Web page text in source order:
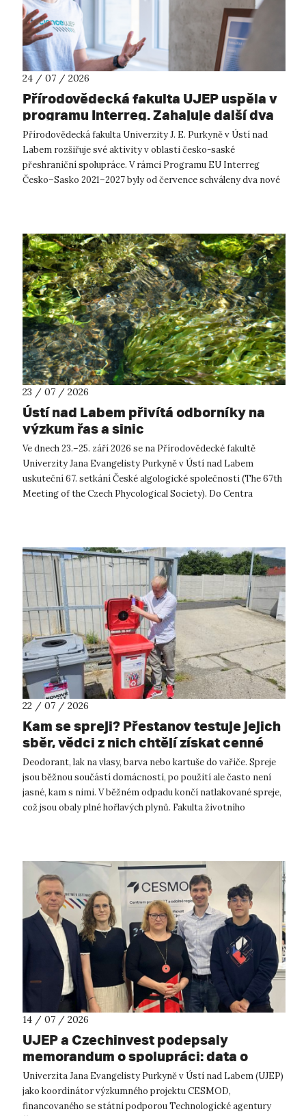
24 / 07 / 2026
Přírodovědecká fakulta UJEP uspěla v
programu Interreg. Zahajuje další dva
přeshraniční projekty se saskými
partnery
Přírodovědecká fakulta Univerzity J. E. Purkyně v Ústí nad
Labem rozšiřuje své aktivity v oblasti česko-saské
přeshraniční spolupráce. V rámci Programu EU Interreg
Česko–Sasko 2021–2027 byly od července schváleny dva nové
23 / 07 / 2026
Ústí nad Labem přivítá odborníky na
výzkum řas a sinic
Ve dnech 23.–25. září 2026 se na Přírodovědecké fakultě
Univerzity Jana Evangelisty Purkyně v Ústí nad Labem
uskuteční 67. setkání České algologické společnosti (The 67th
Meeting of the Czech Phycological Society). Do Centra
22 / 07 / 2026
Kam se spreji? Přestanov testuje jejich
sběr, vědci z nich chtějí získat cenné
kovy
Deodorant, lak na vlasy, barva nebo kartuše do vařiče. Spreje
jsou běžnou součástí domácností, po použití ale často není
jasné, kam s nimi. V běžném odpadu končí natlakované spreje,
což jsou obaly plné hořlavých plynů. Fakulta životního
14 / 07 / 2026
UJEP a Czechinvest podepsaly
memorandum o spolupráci: data o
podnikatelském prostředí posílí
výzkum CESMOD
Univerzita Jana Evangelisty Purkyně v Ústí nad Labem (UJEP)
jako koordinátor výzkumného projektu CESMOD,
financovaného se státní podporou Technologické agentury